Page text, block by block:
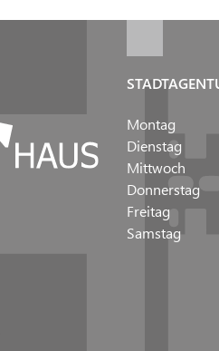
Montag
Dienstag
Mittwoch
Donnerstag
Freitag
Samstag